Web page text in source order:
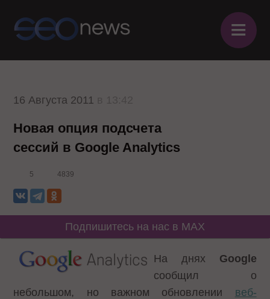
≡
16 Августа 2011
Новая опция подсчета
сессий в Google Analytics
5 4839
Подпишитесь на нас в MAX
На днях Google
сообщил о
небольшом, но важном обновлении веб-